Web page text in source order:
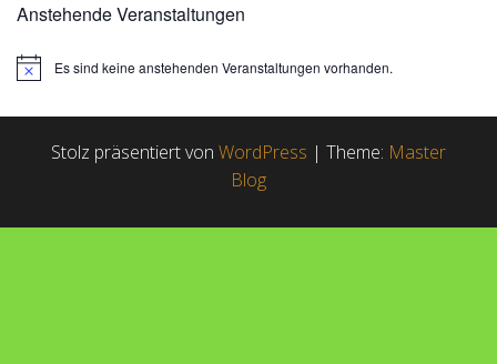
Anstehende Veranstaltungen
H
Es sind keine anstehenden Veranstaltungen vorhanden.
Stolz präsentiert von WordPress | Theme: Master
Blog